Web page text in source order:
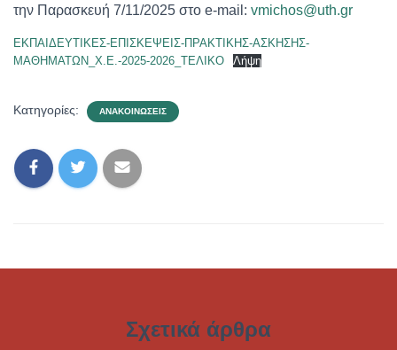
την Παρασκευή 7/11/2025 στο e-mail: vmichos@uth.gr
ΕΚΠΑΙΔΕΥΤΙΚΕΣ-ΕΠΙΣΚΕΨΕΙΣ-ΠΡΑΚΤΙΚΗΣ-ΑΣΚΗΣΗΣ-
ΜΑΘΗΜΑΤΩΝ_Χ.Ε.-2025-2026_ΤΕΛΙΚΟ
Λήψη
Κατηγορίες: ΑΝΑΚΟΙΝΏΣΕΙΣ
Σχετικά άρθρα